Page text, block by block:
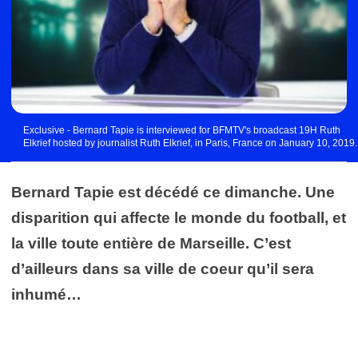
Exclusive - Bernard Tapie is interviewed for BFMTV's broadcast 19H Ruth
Elkrief hosted by journalist Ruth Elkrief, in Paris, France on January 10, 2019.
Bernard Tapie est décédé ce dimanche. Une
disparition qui affecte le monde du football, et
la ville toute entière de Marseille. C’est
d’ailleurs dans sa ville de coeur qu’il sera
inhumé…